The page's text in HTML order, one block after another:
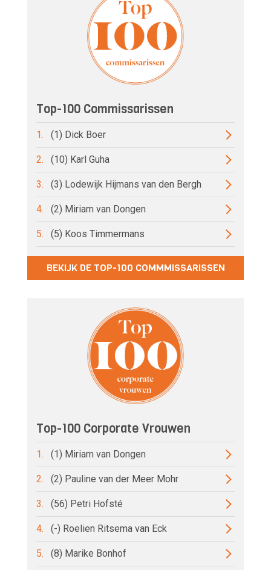
Top-100 Commissarissen
1. (1) Dick Boer
2. (10) Karl Guha
3. (3) Lodewijk Hijmans van den Bergh
4. (2) Miriam van Dongen
5. (5) Koos Timmermans
BEKIJK DE TOP-100 COMMMISSARISSEN
Top-100 Corporate Vrouwen
1. (1) Miriam van Dongen
2. (2) Pauline van der Meer Mohr
3. (56) Petri Hofsté
4. (-) Roelien Ritsema van Eck
5. (8) Marike Bonhof